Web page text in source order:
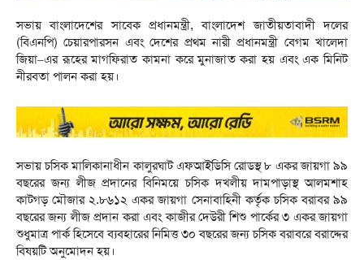
সভায় বাংলাদেশের সাবেক প্রধানমন্ত্রী, বাংলাদেশ জাতীয়তাবাদী দলের
(বিএনপি) চেয়ারপারসন এবং দেশের প্রথম নারী প্রধানমন্ত্রী বেগম খালেদা
জিয়া–এর রূহের মাগফিরাত কামনা করে মুনাজাত করা হয় এবং এক মিনিট
নীরবতা পালন করা হয়।
সভায় চসিক মালিকানাধীন কালুরঘাট এফআইডিসি রোডস্থ ৮ একর জায়গা ৯৯
বছরের জন্য লীজ প্রদানের বিনিময়ে চসিক দখলীয় দামপাড়াস্থ আলমশাহ
কাটগড় মৌজার ২.৮৬১২ একর জায়গা সেনাবাহিনী কর্তৃক চসিক বরাবর ৯৯
বছরের জন্য লীজ প্রদান করা এবং কাজীর দেউরী শিশু পার্কের ৩ একর জায়গা
শুধুমাত্র পার্ক হিসেবে ব্যবহারের নিমিত্ত ৩০ বছরের জন্য চসিক বরাবরে বরাদ্দের
বিষয়টি অনুমোদন হয়।